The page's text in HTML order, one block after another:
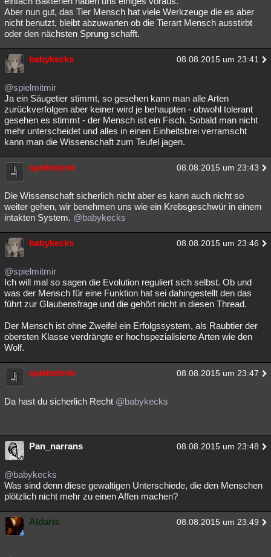
Aber nun gut, das Tier Mensch hat viele Werkzeuge die es aber
nicht benutzt, bleibt abzuwarten ob die Tierart Mensch ausstirbt
oder den nächsten Sprung schafft.
babykecks 08.08.2015 um 23:41
@spielmitmir
Ja ein Säugetier stimmt, so gesehen kann man alle Arten
zurückverfolgen aber keiner wird je behaupten - obwohl tolerant
gesehen es stimmt - der Mensch ist ein Fisch. Sobald man nicht
mehr unterscheidet und alles in einen Einheitsbrei verramscht
kann man die Wissenschaft zum Teufel jagen.
spielmitmir 08.08.2015 um 23:43
Die Wissenschaft sicherlich nicht aber es kann auch nicht so
weiter gehen, wir benehmen uns wie ein Krebsgeschwür in einem
intakten System. @babykecks
babykecks 08.08.2015 um 23:46
@spielmitmir
Ich will mal so sagen die Evolution reguliert sich selbst. Ob und
was der Mensch für eine Funktion hat sei dahingestellt den das
führt zur Glaubensfrage und die gehört nicht in diesen Thread.
Der Mensch ist ohne Zweifel ein Erfolgssystem, als Raubtier der
obersten Klasse verdrängte er hochspezialisierte Arten wie den
Wolf.
spielmitmir 08.08.2015 um 23:47
Da hast du sicherlich Recht @babykecks
Pan_narrans 08.08.2015 um 23:48
@babykecks
Was sind denn diese gewaltigen Unterschiede, die den Menschen
plötzlich nicht mehr zu einen Affen machen?
Aldaris 08.08.2015 um 23:49